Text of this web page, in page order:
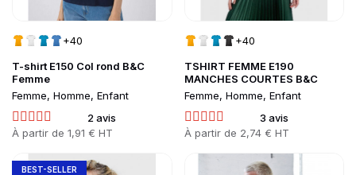
T-shirt E150 Col rond B&C
Femme
Femme, Homme, Enfant
2 avis
Prix
À partir de 1,91 € HT
+40
TSHIRT FEMME E190
MANCHES COURTES B&C
Femme, Homme, Enfant
3 avis
Prix
À partir de 2,74 € HT
+40
BEST-SELLER
Go to product page Go to product page